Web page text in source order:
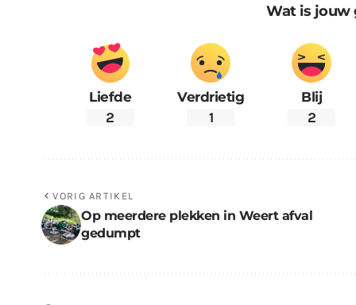
Wat is jouw
Liefde
2
Verdrietig
1
Blij
2
VORIG ARTIKEL
Op meerdere plekken in Weert afval
gedumpt